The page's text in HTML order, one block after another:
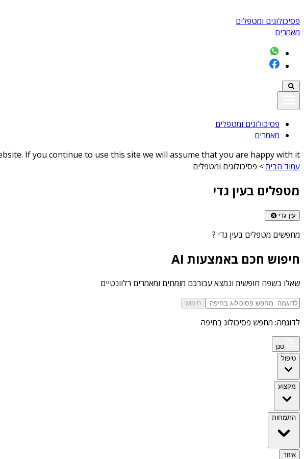
פסיכולוגים ומטפלים
מאמרים
פסיכולוגים ומטפלים
מאמרים
If you continue to use this site we will assume that you are happy with it
עמוד הבית> פסיכולוגים ומטפלים
מטפלים בעין גדי
עין גדי
מחפשים מטפלים בעין גדי ?
חיפוש חכם באמצעות AI
שאלו בשפה חופשית ונמצא עבורכם מומחים ומאמרים רלוונטיים
חיפוש
לדוגמה: מחפש פסיכולוג בחיפה
סנן
טיפול
מקצוע
התמחות
איזור